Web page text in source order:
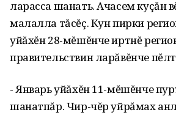
ларасса шанать. Ачасем куçăн
малалла тăсĕç. Кун пирки
уйăхĕн 28-мĕшĕнче иртнĕ
правительствин ларăвĕнче
- Январь уйăхĕн 11-мĕшĕнче
шанатпăр. Чир-чĕр уйрăмах